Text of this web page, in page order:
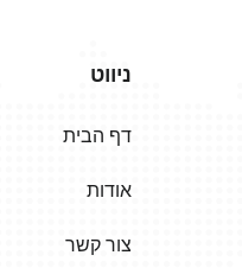
ניווט
דף הבית
אודות
צור קשר